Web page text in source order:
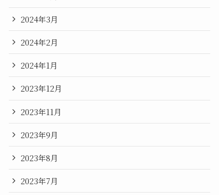
2024年3月
2024年2月
2024年1月
2023年12月
2023年11月
2023年9月
2023年8月
2023年7月